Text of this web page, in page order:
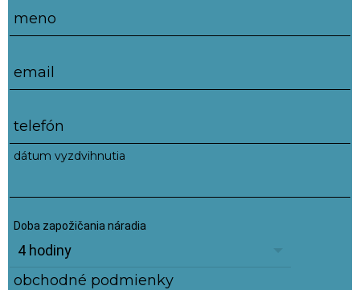
meno
email
telefón
dátum vyzdvihnutia
Doba zapožičania náradia
obchodné podmienky